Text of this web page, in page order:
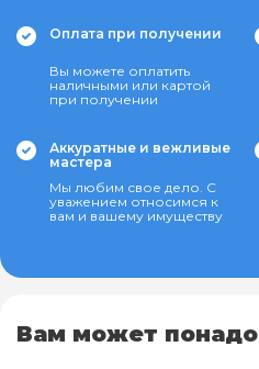
Оплата при получении
Вы можете оплатить
наличными или картой
при получении
Аккуратные и вежливые
мастера
Мы любим свое дело. С
уважением относимся к
вам и вашему имуществу
Вам может